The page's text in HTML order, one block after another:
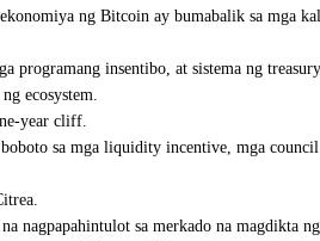
ng Bitcoin ay bumabalik sa mga
programang insentibo, at sistema ng
ecosystem.
year cliff.
sa mga liquidity incentive, mga
nagpapahintulot sa merkado na magdikta